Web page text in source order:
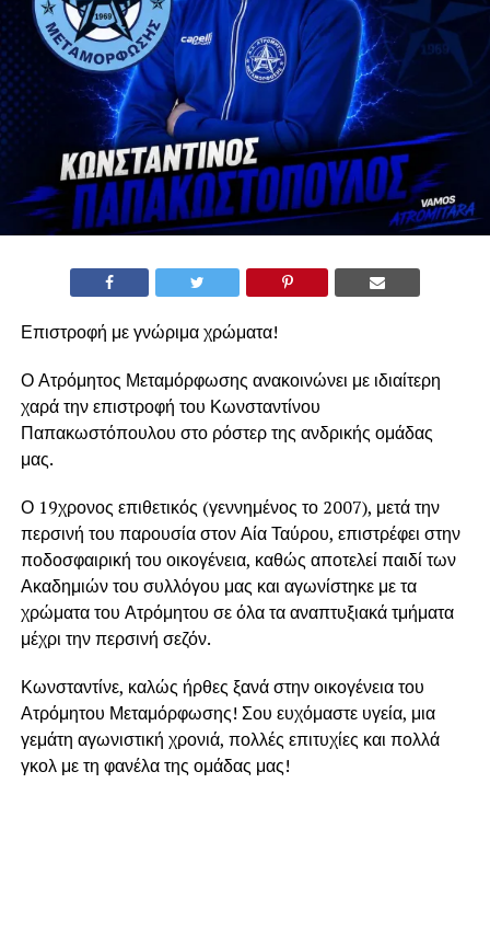
Επιστροφή με γνώριμα χρώματα!
Ο Ατρόμητος Μεταμόρφωσης ανακοινώνει με ιδιαίτερη
χαρά την επιστροφή του Κωνσταντίνου
Παπακωστόπουλου στο ρόστερ της ανδρικής ομάδας
μας.
Ο 19χρονος επιθετικός (γεννημένος το 2007), μετά την
περσινή του παρουσία στον Αία Ταύρου, επιστρέφει στην
ποδοσφαιρική του οικογένεια, καθώς αποτελεί παιδί των
Ακαδημιών του συλλόγου μας και αγωνίστηκε με τα
χρώματα του Ατρόμητου σε όλα τα αναπτυξιακά τμήματα
μέχρι την περσινή σεζόν.
Κωνσταντίνε, καλώς ήρθες ξανά στην οικογένεια του
Ατρόμητου Μεταμόρφωσης! Σου ευχόμαστε υγεία, μια
γεμάτη αγωνιστική χρονιά, πολλές επιτυχίες και πολλά
γκολ με τη φανέλα της ομάδας μας!